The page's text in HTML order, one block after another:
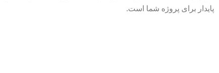
پایدار برای پروژه شما است.